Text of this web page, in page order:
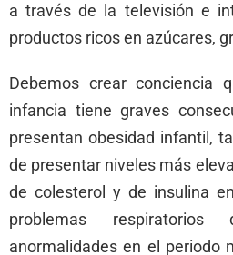
a través de la televisión e
productos ricos en azúcares,
Debemos crear conciencia
infancia tiene graves
presentan obesidad infantil,
de presentar niveles más
de colesterol y de insulina
problemas
anormalidades en el periodo